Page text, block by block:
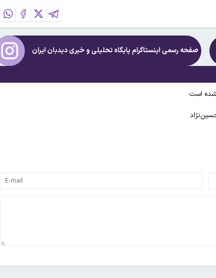
صفحه رسمی اینستاگرام پایگاه تحلیلی و خبریدیدبان ایران
نشده است